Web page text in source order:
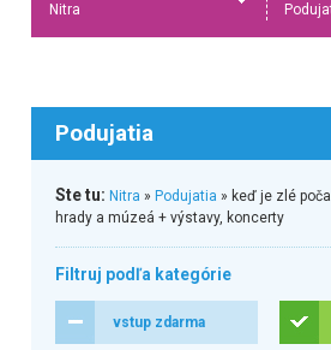
Nitra
Podujatia
Ste tu: Nitra » Podujatia » keď je zlé
hrady a múzeá + výstavy, koncerty
Filtruj podľa kategórie
vstup zdarma